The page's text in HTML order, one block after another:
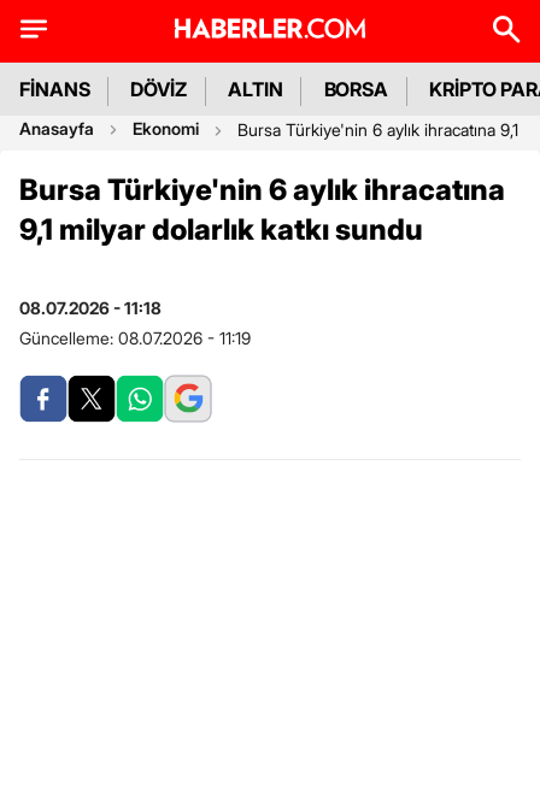
FİNANS DÖVİZ ALTIN BORSA KRİPTO
Anasayfa Ekonomi Bursa Türkiye'nin 6 aylık ihracatına 9,1
Bursa Türkiye'nin 6 aylık ihracatına
9,1 milyar dolarlık katkı sundu
08.07.2026 - 11:18
Güncelleme: 08.07.2026 - 11:19